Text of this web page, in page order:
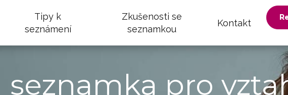
Tipy k
seznámení
Zkušenosti se
seznamkou
Kontakt
seznamka pro